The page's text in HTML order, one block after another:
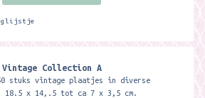
Collection A
stuks vintage plaatjes in diverse
18.5 x 14,.5 tot ca 7 x 3,5 cm.